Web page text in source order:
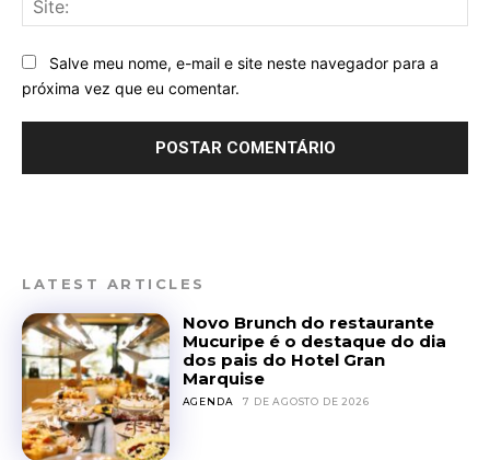
Salve meu nome, e-mail e site neste navegador para a
próxima vez que eu comentar.
LATEST ARTICLES
Novo Brunch do restaurante
Mucuripe é o destaque do dia
dos pais do Hotel Gran
Marquise
AGENDA 7 DE AGOSTO DE 2026